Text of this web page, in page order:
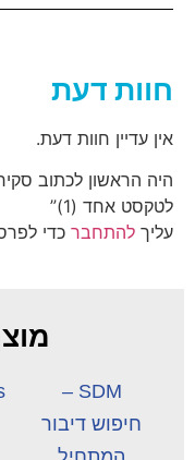
חוות דעת
אין עדיין חוות דעת.
לטקסט אחד (1)”
עליך להתחבר כדי
SDM –
חיפוש דיבור